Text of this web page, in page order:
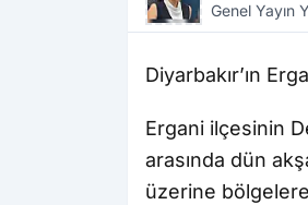
Genel Yayın
Diyarbakır’ın
Ergani ilçesinin
arasında dün
üzerine